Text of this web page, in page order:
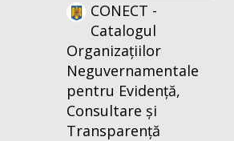
CONECT -
Catalogul
Organizațiilor
Neguvernamentale
pentru Evidență,
Consultare și
Transparență